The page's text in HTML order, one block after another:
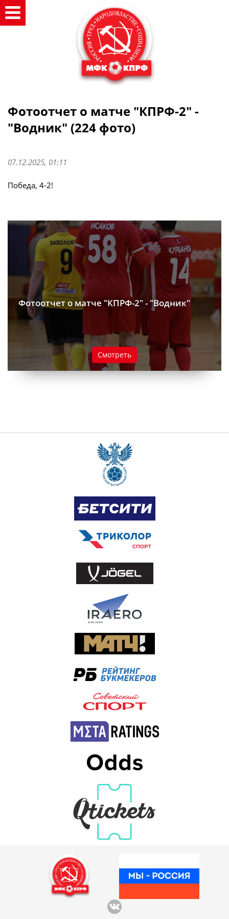
Фотоотчет о матче "КПРФ-2" -
"Водник" (224 фото)
07.12.2025, 01:11
Победа, 4-2!
Фотоотчет о матче "КПРФ-2" - "Водник"
Смотреть